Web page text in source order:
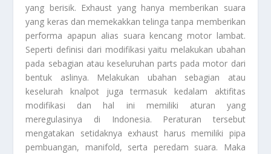
yang berisik. Exhaust yang hanya memberikan suara
yang keras dan memekakkan telinga tanpa memberikan
performa apapun alias suara kencang motor lambat.
Seperti definisi dari modifikasi yaitu melakukan ubahan
pada sebagian atau keseluruhan parts pada motor dari
bentuk aslinya. Melakukan ubahan sebagian atau
keselurah knalpot juga termasuk kedalam aktifitas
modifikasi dan hal ini memiliki aturan yang
meregulasinya di Indonesia. Peraturan tersebut
mengatakan setidaknya exhaust harus memiliki pipa
pembuangan, manifold, serta peredam suara. Maka